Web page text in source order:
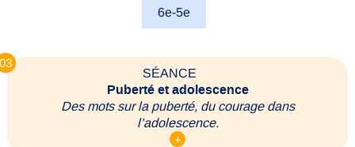
6e-5e
SÉANCE
Puberté et adolescence
Des mots sur la puberté, du courage dans
l’adolescence.
+